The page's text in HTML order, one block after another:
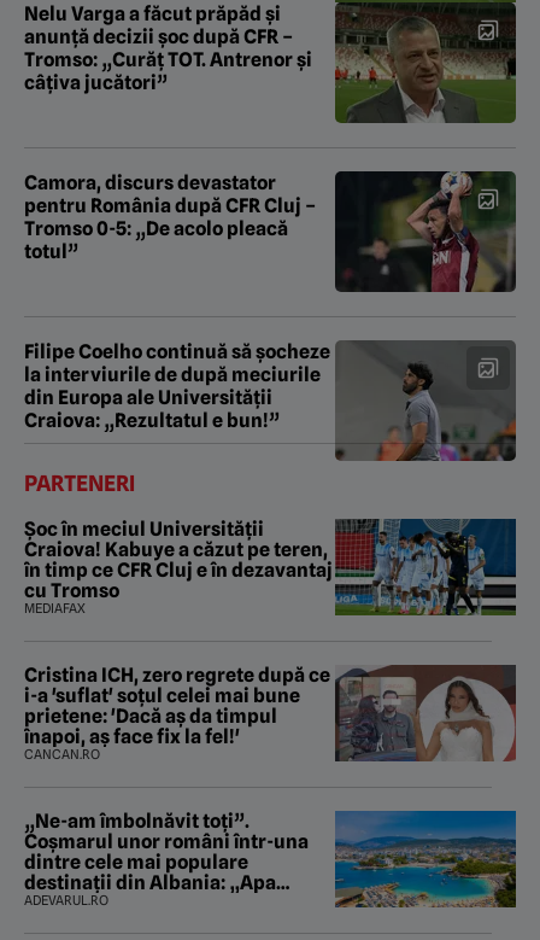
Nelu Varga a făcut prăpăd și
anunță decizii șoc după CFR –
Tromso: „Curăț TOT. Antrenor și
câțiva jucători”
Camora, discurs devastator
pentru România după CFR Cluj –
Tromso 0-5: „De acolo pleacă
totul”
Filipe Coelho continuă să șocheze
la interviurile de după meciurile
din Europa ale Universității
Craiova: „Rezultatul e bun!”
PARTENERI
Șoc în meciul Universității
Craiova! Kabuye a căzut pe teren,
în timp ce CFR Cluj e în dezavantaj
cu Tromso
MEDIAFAX
Cristina ICH, zero regrete după ce
i-a 'suflat' soțul celei mai bune
prietene: 'Dacă aș da timpul
înapoi, aș face fix la fel!'
CANCAN.RO
„Ne-am îmbolnăvit toți”.
Coșmarul unor români într-una
dintre cele mai populare
destinații din Albania: „Apa
mirosea a canalizare”
ADEVARUL.RO